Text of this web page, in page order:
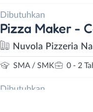
Dibutuhkan
Pizza Maker -
Nuvola Pizzeria
SMA / SMK 0 - 2
Dibutuhkan